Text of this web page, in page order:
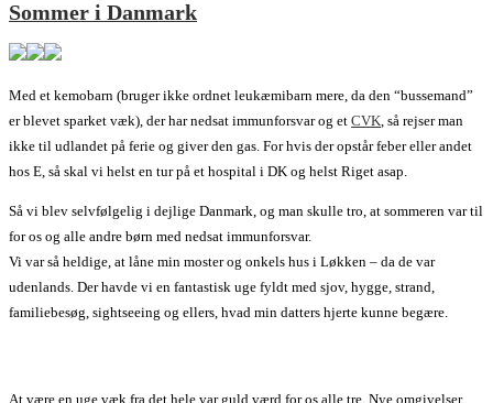
Sommer i Danmark
Med et kemobarn (bruger ikke ordnet leukæmibarn mere, da den “bussemand”
er blevet sparket væk), der har nedsat immunforsvar og et CVK, så rejser man
ikke til udlandet på ferie og giver den gas. For hvis der opstår feber eller andet
hos E, så skal vi helst en tur på et hospital i DK og helst Riget asap.
Så vi blev selvfølgelig i dejlige Danmark, og man skulle tro, at sommeren var til
for os og alle andre børn med nedsat immunforsvar.
Vi var så heldige, at låne min moster og onkels hus i Løkken – da de var
udenlands. Der havde vi en fantastisk uge fyldt med sjov, hygge, strand,
familiebesøg, sightseeing og ellers, hvad min datters hjerte kunne begære.
At være en uge væk fra det hele var guld værd for os alle tre. Nye omgivelser,